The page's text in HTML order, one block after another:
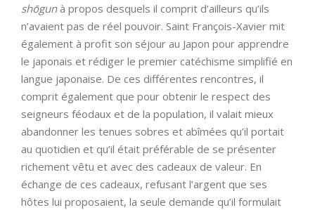
shōgunà propos desquels il comprit d’ailleurs qu’ils
n’avaient pas de réel pouvoir. Saint François-Xavier mit
également à profit son séjour au Japon pour apprendre
le japonais et rédiger le premier catéchisme simplifié en
langue japonaise. De ces différentes rencontres, il
comprit également que pour obtenir le respect des
seigneurs féodaux et de la population, il valait mieux
abandonner les tenues sobres et abîmées qu’il portait
au quotidien et qu’il était préférable de se présenter
richement vêtu et avec des cadeaux de valeur. En
échange de ces cadeaux, refusant l’argent que ses
hôtes lui proposaient, la seule demande qu’il formulait